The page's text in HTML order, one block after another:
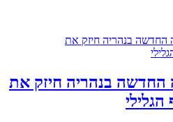
החדשה בנהריה חיזק את